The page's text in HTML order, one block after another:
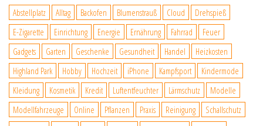
Abstellplatz Alltag Backofen Blumenstrauß Cloud
Drehspieß
E-Zigarette
Einrichtung Energie Ernährung Fahrrad
Feuer
Gadgets
Garten Geschenke Gesundheit Handel
Heizkosten
Highland Park
Hobby Hochzeit iPhone Kampfsport
Kindermode
Kleidung
Kosmetik Kredit Luftentfeuchter Lärmschutz
Modelle
Modellfahrzeuge
Online Pflanzen Praxis Reinigung
Schallschutz